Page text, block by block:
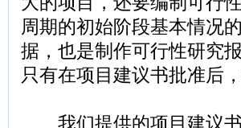
周期的初始阶段基本情况
据，也是制作可行性研究
只有在项目建议书批准后
我们提供的项目建议书